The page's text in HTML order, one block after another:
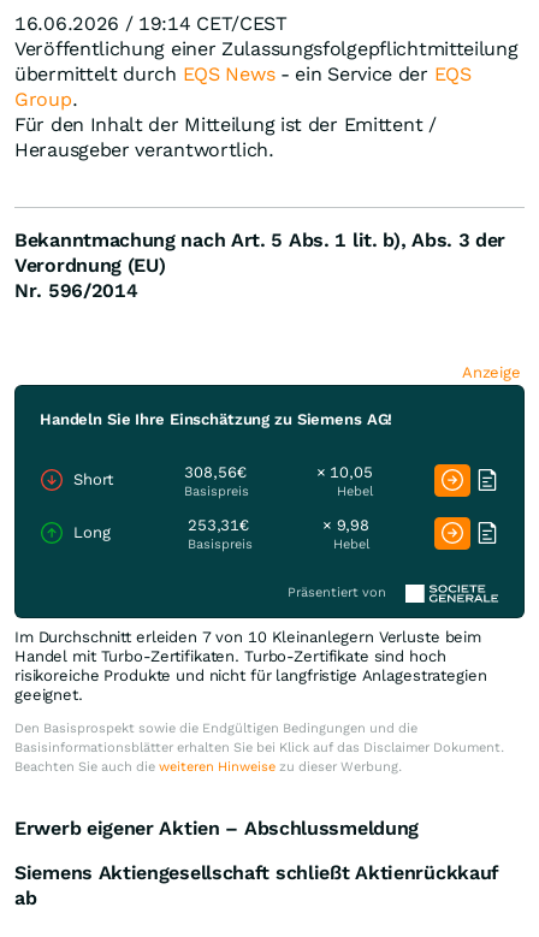
16.06.2026 / 19:14 CET/CEST
Veröffentlichung einer Zulassungsfolgepflichtmitteilung
übermittelt durch EQS News- ein Service der EQS
Group.
Für den Inhalt der Mitteilung ist der Emittent /
Herausgeber verantwortlich.
Bekanntmachung nach Art. 5 Abs. 1 lit. b), Abs. 3 der
Verordnung (EU)
Nr. 596/2014
Anzeige
Handeln Sie Ihre Einschätzung zu Siemens AG!
Short 308,56€
Basispreis
× 10,05
Hebel
Long 253,31€
Basispreis
× 9,98
Hebel
Präsentiert von
Im Durchschnitt erleiden 7 von 10 Kleinanlegern Verluste beim
Handel mit Turbo-Zertifikaten. Turbo-Zertifikate sind hoch
risikoreiche Produkte und nicht für langfristige Anlagestrategien
geeignet.
Den Basisprospekt sowie die Endgültigen Bedingungen und die
Basisinformationsblätter erhalten Sie bei Klick auf das Disclaimer Dokument.
Beachten Sie auch die weiteren Hinweise zu dieser Werbung.
Erwerb eigener Aktien – Abschlussmeldung
Siemens Aktiengesellschaft schließt Aktienrückkauf
ab